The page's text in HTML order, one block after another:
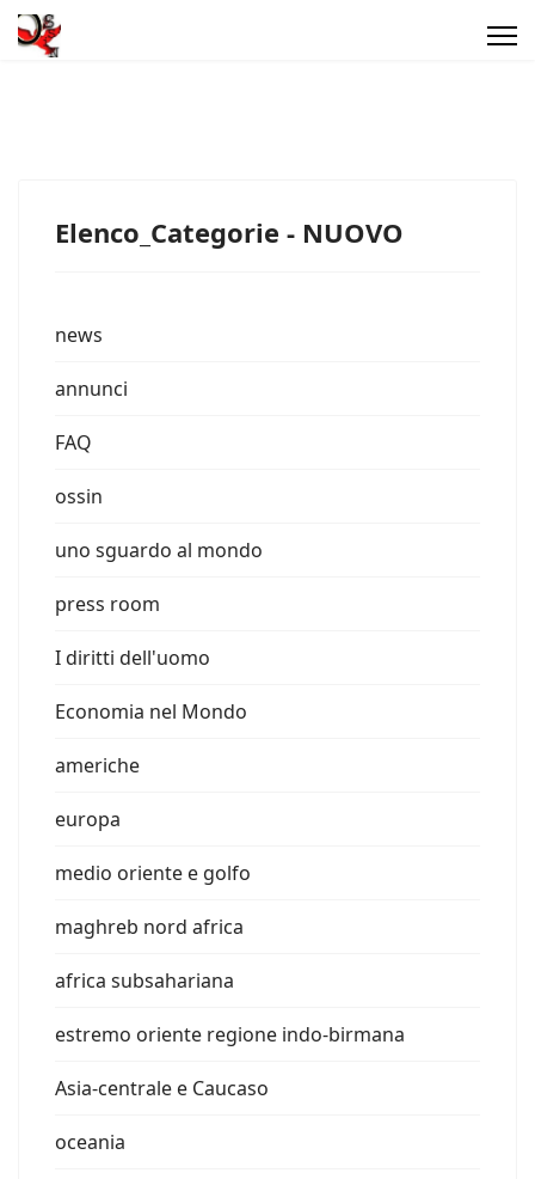
Elenco_Categorie - NUOVO
news
annunci
FAQ
ossin
uno sguardo al mondo
press room
I diritti dell'uomo
Economia nel Mondo
americhe
europa
medio oriente e golfo
maghreb nord africa
africa subsahariana
estremo oriente regione indo-birmana
Asia-centrale e Caucaso
oceania